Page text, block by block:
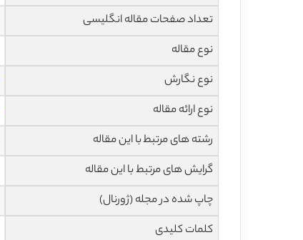
تعداد صفحات مقاله انگلیسی
نوع مقاله
نوع نگارش
نوع ارائه مقاله
رشته های مرتبط با این مقاله
گرایش های مرتبط با این مقاله
چاپ شده در مجله (ژورنال)
کلمات کلیدی